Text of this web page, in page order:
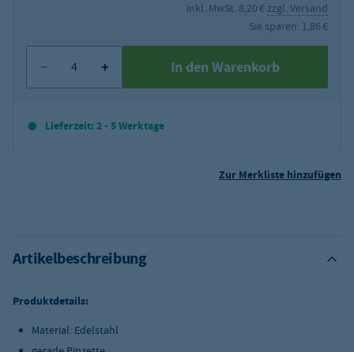
inkl. MwSt. 8,20 € zzgl. Versand
Sie sparen: 1,86 €
In den Warenkorb
Lieferzeit: 2 - 5 Werktage
Zur Merkliste hinzufügen
Artikelbeschreibung
Produktdetails:
Material: Edelstahl